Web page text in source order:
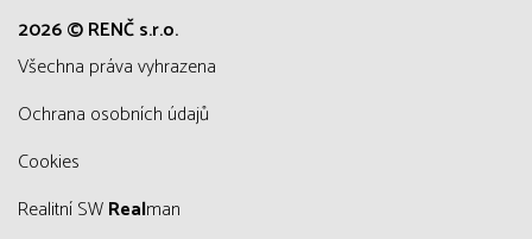
2026 © RENČ s.r.o.
všechna práva vyhrazena
Ochrana osobních údajů
Cookies
Realitní SWRealman